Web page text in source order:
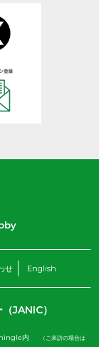
せ English
JANIC）
内
（ご来訪の場合は